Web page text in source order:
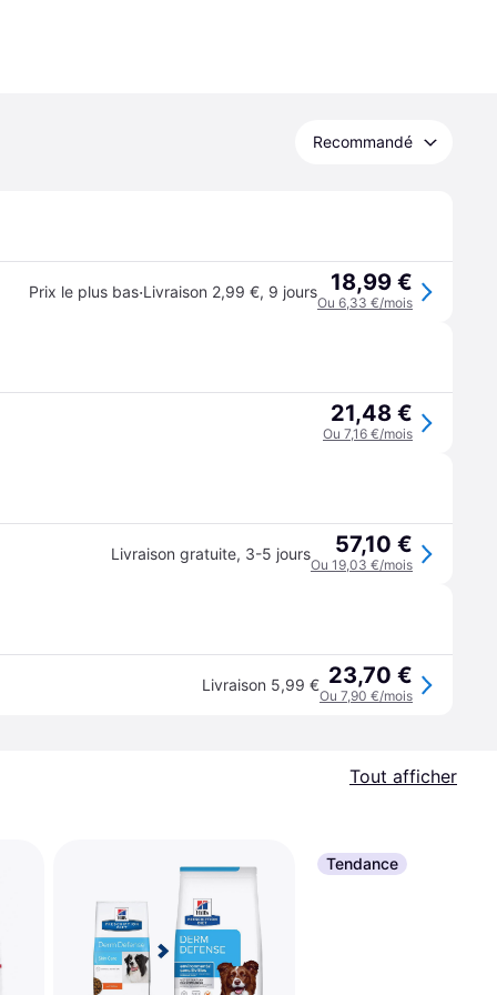
Recommandé
Prix le plus bas·Livraison 2,99 €, 9 jours 18,99 €
Ou 6,33 €/mois
21,48 €
Ou 7,16 €/mois
Livraison gratuite, 3-5 jours 57,10 €
Ou 19,03 €/mois
Livraison 5,99 € 23,70 €
Ou 7,90 €/mois
Tout afficher
Tendance